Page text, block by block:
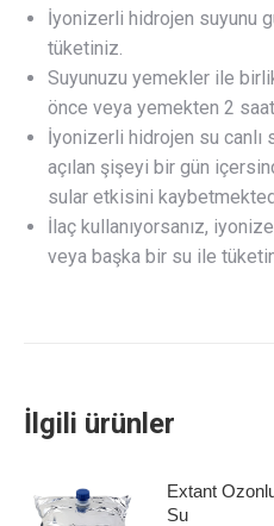
İyonizerli hidrojen suyunu
tüketiniz.
Suyunuzu yemekler ile
önce veya yemekten 2
İyonizerli hidrojen su canlı
açılan şişeyi bir gün
sular etkisini
İlaç kullanıyorsanız,
veya başka bir su ile
İlgili ürünler
Extant
Su